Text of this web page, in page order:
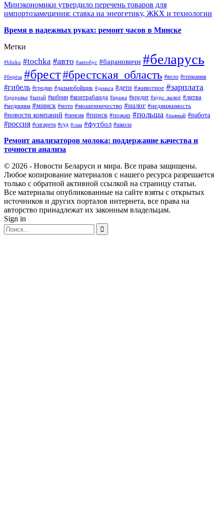
Минэкономики утвердило перечень товаров для
импортозамещения: ставка на энергетику, ЖКХ и технологии
Время в надежных руках: ремонт часов в Минске
Метки
#blizko #tochka #авто #автобус #барановичи #беларусь
#берёза #брест#брестская_область #вело #германия
#гибель #гродно #дальнобойщик #деньга #дети #животное #зарплата
#здоровье #китай #кобрин #контрабанда #кража #кредит #курс_валют #литва
#медицина #минск #мото #мошенничество #налог #недвижимость
#новости компаний #пенсия #пинск #пожар #польша #пьяный #работа
#россия #сигарета #суд #сша #футбол #школа
Ремонт анализаторов молока: поддержание качества и
точности анализа
© 2026 - Новости Беларуси и мира. Все права защищены.
Любое копирование материалов с нашего ресурса разрешается
только с обратной активной ссылкой на страницу статьи.
Все материалы опубликованные на сайте взяты с открытых
источников и других порталов интернета, все права на
авторство принадлежат их законным владельцам.
Sign in